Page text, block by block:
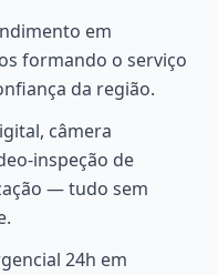
em
formando o serviço
da região.
câmera
inspeção de
— tudo sem
24h em